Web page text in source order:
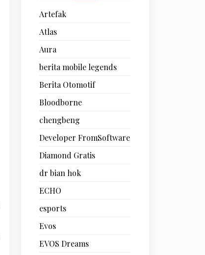
Artefak
Atlas
Aura
berita mobile legends
Berita Otomotif
Bloodborne
chengbeng
Developer FromSoftware
Diamond Gratis
dr bian hok
ECHO
esports
Evos
EVOS Dreams